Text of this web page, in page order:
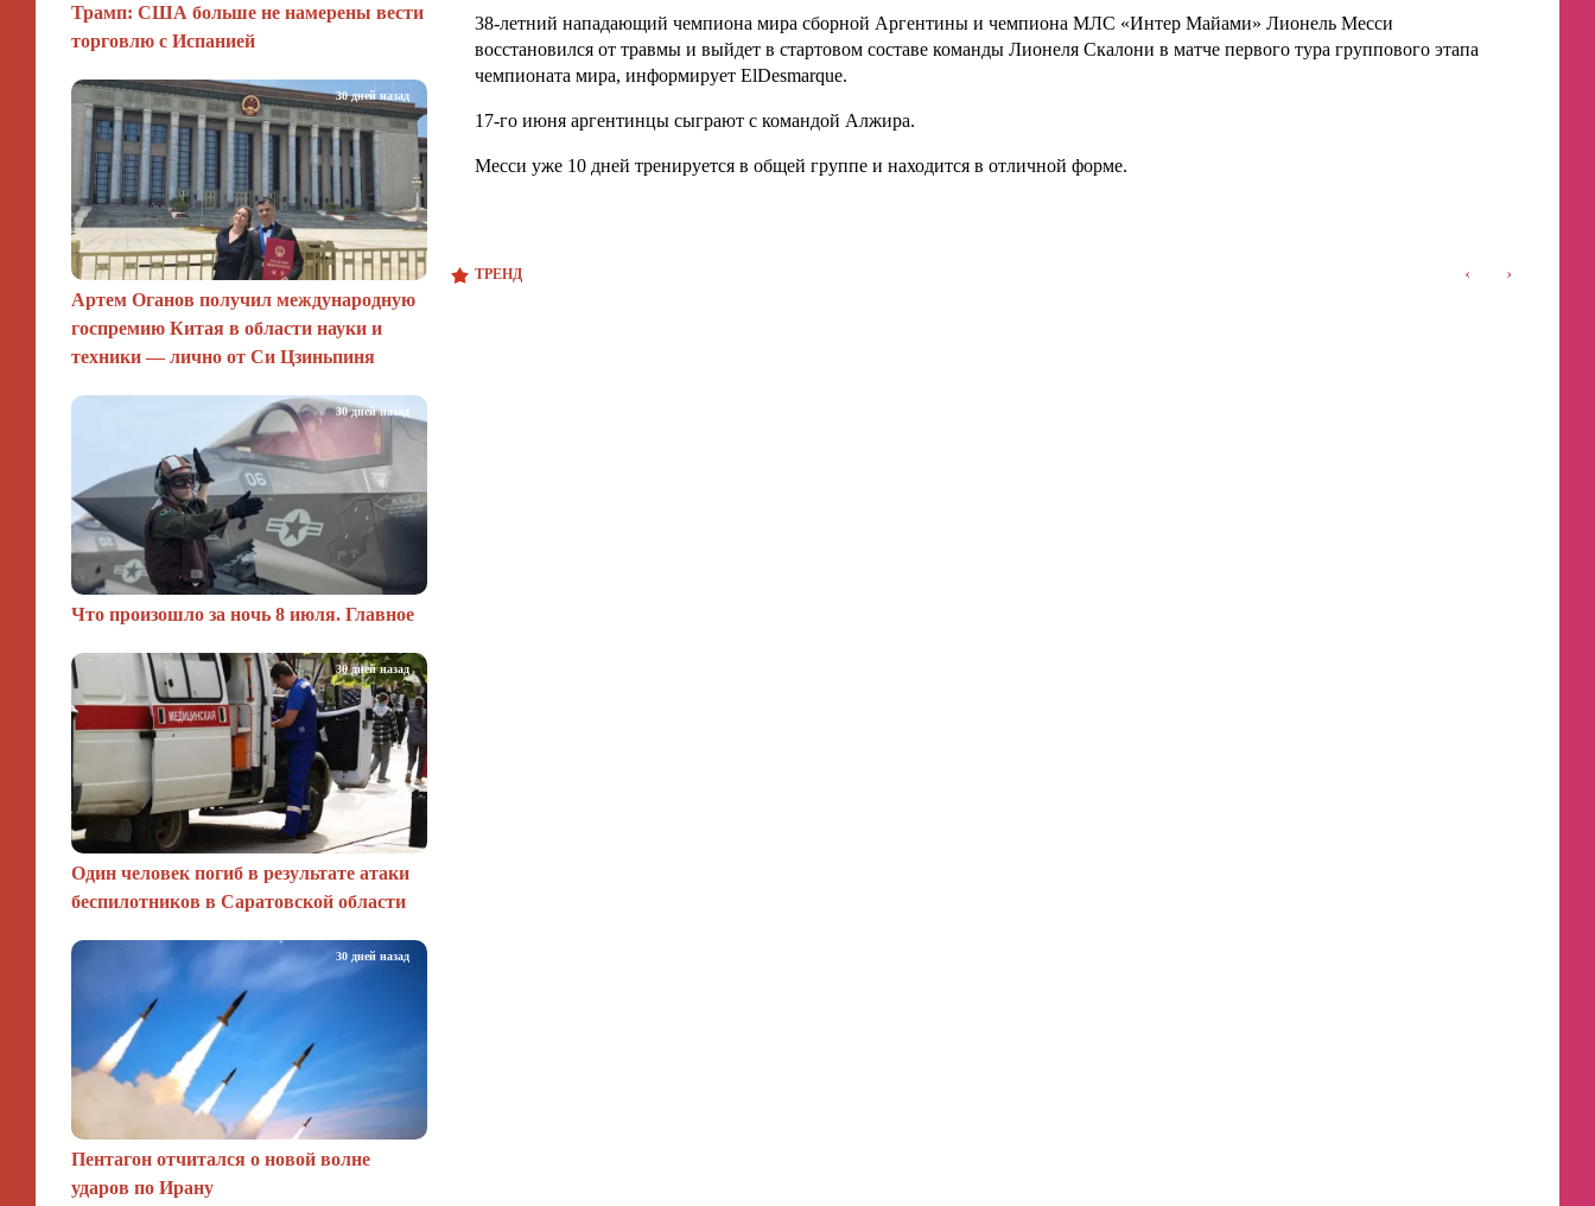
Трамп: США больше не намерены вести
торговлю с Испанией
Артем Оганов получил международную
госпремию Китая в области науки и
техники — лично от Си Цзиньпиня
30 дней назад
Что произошло за ночь 8 июля. Главное
30 дней назад
Один человек погиб в результате атаки
беспилотников в Саратовской области
30 дней назад
Пентагон отчитался о новой волне
ударов по Ирану
30 дней назад
38-летний нападающий чемпиона мира сборной Аргентины и чемпиона МЛС «Интер Майами» Лионель Месси
восстановился от травмы и выйдет в стартовом составе команды Лионеля Скалони в матче первого тура группового этапа
чемпионата мира, информирует ElDesmarque.
17-го июня аргентинцы сыграют с командой Алжира.
Месси уже 10 дней тренируется в общей группе и находится в отличной форме.
ТРЕНД ‹ ›